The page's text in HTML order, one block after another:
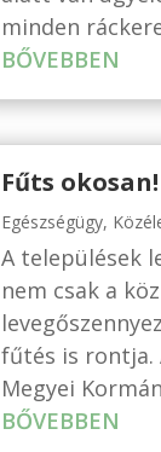
minden
BŐVEBBEN
Fűts okosan!
Egészségügy,
A települések
nem csak a
fűtés is rontja.
Megyei
BŐVEBBEN